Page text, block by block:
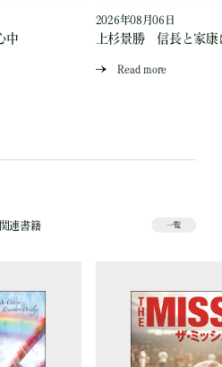
中
2026年08月06日
上杉景勝 信長と家康
Read more
連書籍 一覧